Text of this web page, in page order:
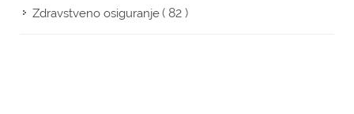
Zdravstveno osiguranje( 82 )